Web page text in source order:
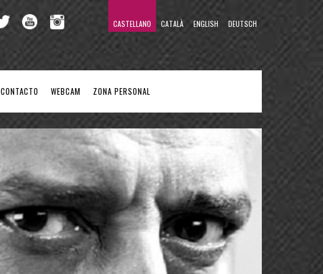
CASTELLANO CATALÀ ENGLISH DEUTSCH
CONTACTO WEBCAM ZONA PERSONAL